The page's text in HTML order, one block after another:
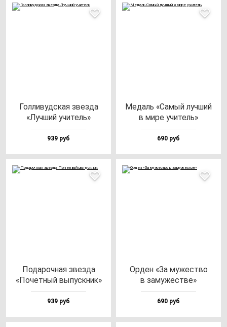
Гол­ли­вуд­ская звез­да
«Луч­ший учи­тель»
939 руб
Медаль «Самый луч­ший
в ми­ре учи­тель»
690 руб
Пода­роч­ная звез­да
«Почет­ный вы­пус­кник»
939 руб
Орден «За му­жес­тво
в за­му­жес­тве»
690 руб